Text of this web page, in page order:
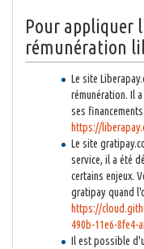
Pour appliquer
rémunération
Le site
rémunération. Il
ses
https://
Le site
service, il a été
certains enjeux.
gratipay quand
https://
490b-11e6-8fe4-
Il est possible